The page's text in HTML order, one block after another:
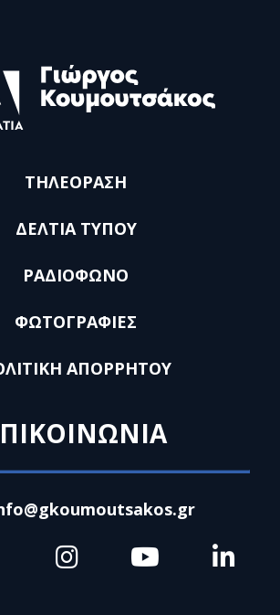
ΤΗΛΕΟΡΑΣΗ
ΔΕΛΤΙΑ ΤΥΠΟΥ
ΡΑΔΙΟΦΩΝΟ
ΦΩΤΟΓΡΑΦΙΕΣ
ΑΠΟΡΡΗΤΟΥ